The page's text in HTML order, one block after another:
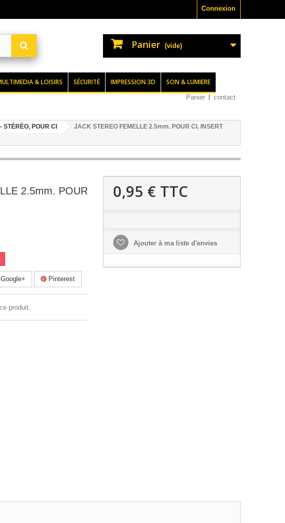
Connexion
Panier (vide)
& LOISIRS SÉCURITÉ IMPRESSION 3D SON & LUMIERE
Panier contact
POUR CI
JACK STEREO FEMELLE 2.5mm. POUR CI. INSERT
2.5mm. POUR
Google+ Pinterest
produit.
0,95 € TTC
Ajouter à ma liste d'envies